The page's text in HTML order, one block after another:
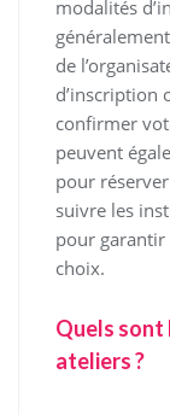
modalités
de
d’inscription
confirmer
peuvent
pour
suivre les
pour garantir
choix.
Quels sont
ateliers ?